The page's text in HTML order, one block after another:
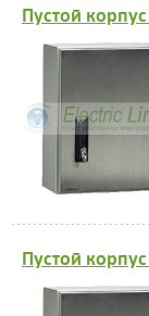
Пустой
Пустой